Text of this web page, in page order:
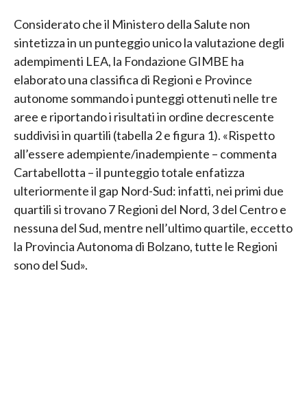
Considerato che il Ministero della Salute non
sintetizza in un punteggio unico la valutazione degli
adempimenti LEA, la Fondazione GIMBE ha
elaborato una classifica di Regioni e Province
autonome sommando i punteggi ottenuti nelle tre
aree e riportando i risultati in ordine decrescente
suddivisi in quartili (tabella 2 e figura 1). «Rispetto
all’essere adempiente/inadempiente – commenta
Cartabellotta – il punteggio totale enfatizza
ulteriormente il gap Nord-Sud: infatti, nei primi due
quartili si trovano 7 Regioni del Nord, 3 del Centro e
nessuna del Sud, mentre nell’ultimo quartile, eccetto
la Provincia Autonoma di Bolzano, tutte le Regioni
sono del Sud».